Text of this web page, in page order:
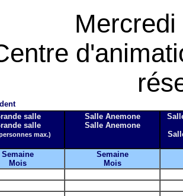
salle
salle
max.)
Salle Anemone
Salle Anemone
Semaine
Mois
Semaine
Mois